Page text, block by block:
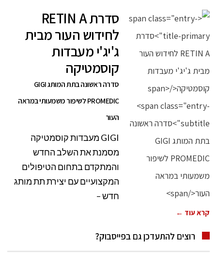
סדרת RETIN A
לחידוש העור מבית
ג'יג'י מעבדות
קוסמטיקה
סדרה ראשונה בתת המותג GIGI
PROMEDIC לשיפור משמעותי במראה
העור
GIGI מעבדות קוסמטיקה
מסמנת את השלב החדש
והמתקדם בתחום הטיפולים
המקצועיים עם יצירת תת מותג
חדש –
קרא עוד ←
רוצים להתעדכן גם בפייסבוק?